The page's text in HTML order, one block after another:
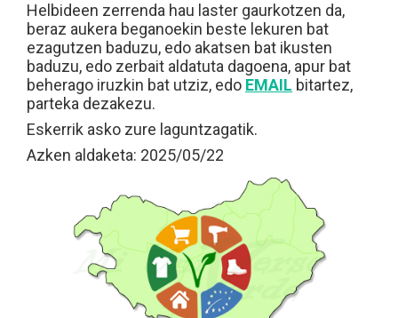
Helbideen zerrenda hau laster gaurkotzen da,
beraz aukera beganoekin beste lekuren bat
ezagutzen baduzu, edo akatsen bat ikusten
baduzu, edo zerbait aldatuta dagoena, apur bat
beherago iruzkin bat utziz, edo EMAIL bitartez,
parteka dezakezu.
Eskerrik asko zure laguntzagatik.
Azken aldaketa: 2025/05/22